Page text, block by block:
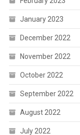
January 2023
December 2022
November 2022
October 2022
September 2022
August 2022
July 2022